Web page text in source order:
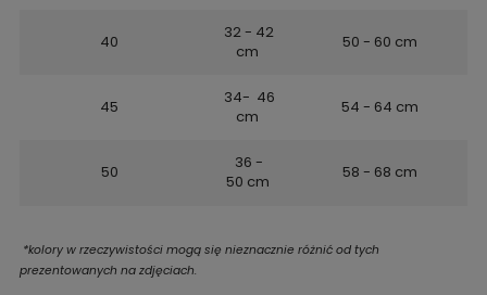
40
32 - 42
cm
50 - 60 cm
45
34- 46
cm
54 - 64 cm
50
36 -
50 cm
58 - 68 cm
*kolory w rzeczywistości mogą się nieznacznie różnić od tych
prezentowanych na zdjęciach.